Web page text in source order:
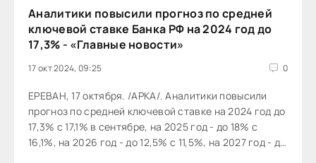
Аналитики повысили прогноз по средней
ключевой ставке Банка РФ на 2024 год до
17,3% - «Главные новости»
17 окт 2024, 09:25 0
ЕРЕВАН, 17 октября. /АРКА/. Аналитики повысили
прогноз по средней ключевой ставке на 2024 год до
17,3% с 17,1% в сентябре, на 2025 год - до 18% с
16,1%, на 2026 год - до 12,5% с 11,5%, на 2027 год - до